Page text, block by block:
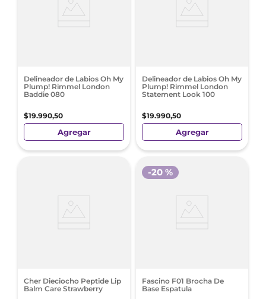
Delineador de Labios Oh My
Plump! Rimmel London
Baddie 080
$19.990,50
Agregar
Delineador de Labios Oh My
Plump! Rimmel London
Statement Look 100
$19.990,50
Agregar
Cher Dieciocho Peptide Lip
Balm Care Strawberry
Fascino F01 Brocha De
Base Espatula
-20 %